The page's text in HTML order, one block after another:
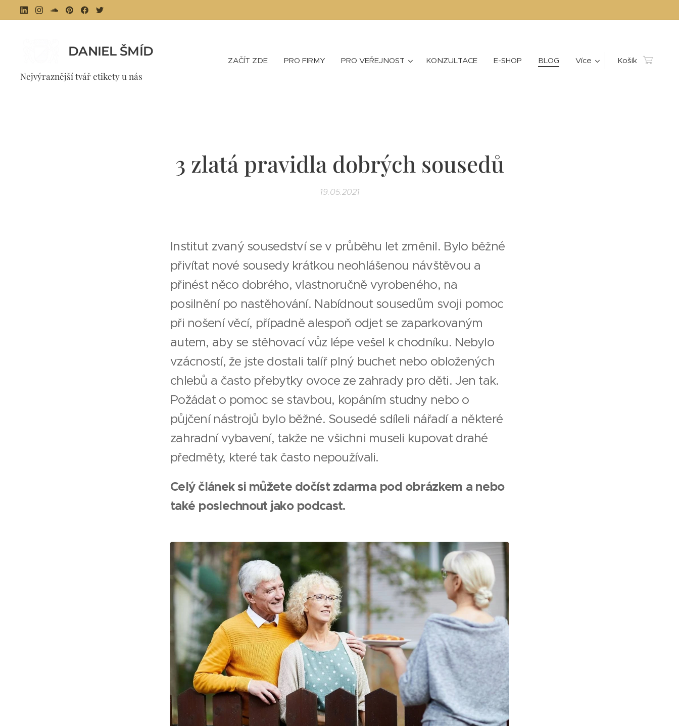
DANIEL ŠMÍD
Nejvýraznější tvář etikety u nás
⚜ ZAČÍT ZDE PRO FIRMY PRO VEŘEJNOST KONZULTACE E-SHOP BLOG Více Košík
3 zlatá pravidla dobrých sousedů
19.05.2021
Institut zvaný sousedství se v průběhu let změnil. Bylo běžné
přivítat nové sousedy krátkou neohlášenou návštěvou a
přinést něco dobrého, vlastnoručně vyrobeného, na
posilnění po nastěhování. Nabídnout sousedům svoji pomoc
při nošení věcí, případně alespoň odjet se zaparkovaným
autem, aby se stěhovací vůz lépe vešel k chodníku. Nebylo
vzácností, že jste dostali talíř plný buchet nebo obložených
chlebů a často přebytky ovoce ze zahrady pro děti. Jen tak.
Požádat o pomoc se stavbou, kopáním studny nebo o
půjčení nástrojů bylo běžné. Sousedé sdíleli nářadí a některé
zahradní vybavení, takže ne všichni museli kupovat drahé
předměty, které tak často nepoužívali.
Celý článek si můžete dočíst zdarma pod obrázkem a nebo
také poslechnout jako podcast.